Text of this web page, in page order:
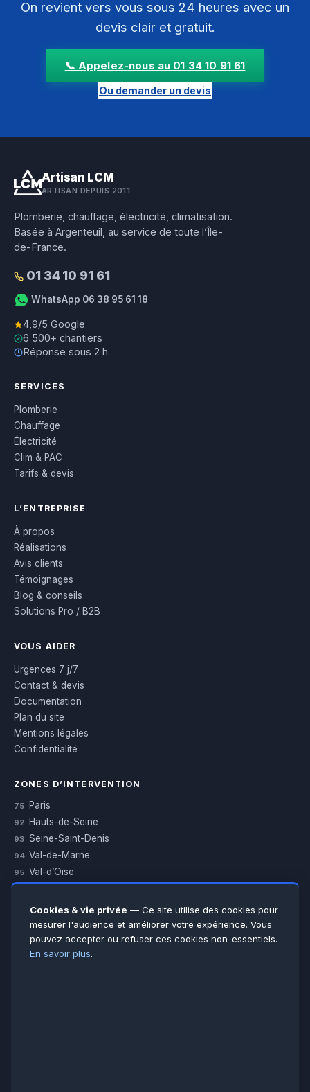
On revient vers vous sous 24 heures avec un
devis clair et gratuit.
📞 Appelez-nous au 01 34 10 91 61
Ou demander un devis
Artisan LCM
ARTISAN DEPUIS 2011
Plomberie, chauffage, électricité, climatisation.
Basée à Argenteuil, au service de toute l’Île-
de-France.
01 34 10 91 61
WhatsApp 06 38 95 61 18
4,9/5 Google
6 500+ chantiers
Réponse sous 2 h
SERVICES
Plomberie
Chauffage
Électricité
Clim & PAC
Tarifs & devis
L’ENTREPRISE
À propos
Réalisations
Avis clients
Témoignages
Blog & conseils
Solutions Pro / B2B
VOUS AIDER
Urgences 7 j/7
Contact & devis
Documentation
Plan du site
Mentions légales
Confidentialité
ZONES D’INTERVENTION
75 Paris
92 Hauts-de-Seine
93 Seine-Saint-Denis
94 Val-de-Marne
95 Val-d’Oise
Essonne
Seine-et-Marne
Voir toutes les villes →
Cookies & vie privée — Ce site utilise des cookies pour
mesurer l'audience et améliorer votre expérience. Vous
pouvez accepter ou refuser ces cookies non-essentiels.
En savoir plus.